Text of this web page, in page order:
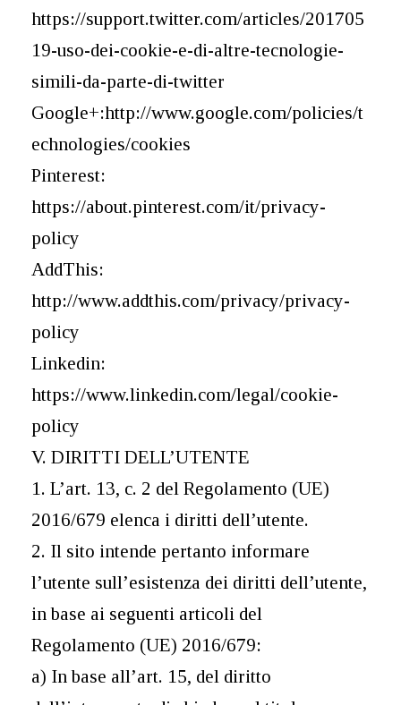
https://support.twitter.com/articles/201705
19-uso-dei-cookie-e-di-altre-tecnologie-
simili-da-parte-di-twitter
Google+:http://www.google.com/policies/t
echnologies/cookies
Pinterest:
https://about.pinterest.com/it/privacy-
policy
AddThis:
http://www.addthis.com/privacy/privacy-
policy
Linkedin:
https://www.linkedin.com/legal/cookie-
policy
V. DIRITTI DELL’UTENTE
1. L’art. 13, c. 2 del Regolamento (UE)
2016/679 elenca i diritti dell’utente.
2. Il sito intende pertanto informare
l’utente sull’esistenza dei diritti dell’utente,
in base ai seguenti articoli del
Regolamento (UE) 2016/679:
a) In base all’art. 15, del diritto